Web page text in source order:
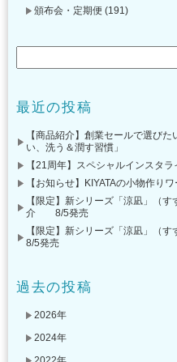
頒布会・定期便 (191)
最近の投稿
【商品紹介】創業セールで選び
い、洗う＆潤す習慣」
【21周年】スペシャルインスタ
【お知らせ】KIYATAの小物作り
【限定】新シリーズ「涼凪」（
介 8/5発売
【限定】新シリーズ「涼凪」（
8/5発売
過去の投稿
2026年
2024年